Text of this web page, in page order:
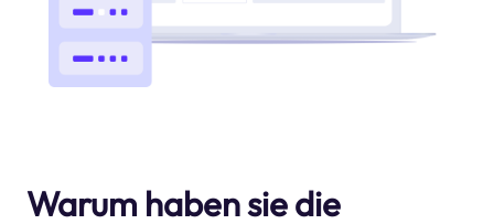
Warum haben sie die